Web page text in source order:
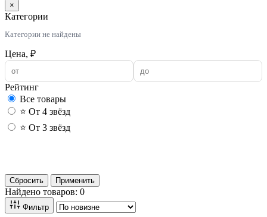
×
Категории
Категории не найдены
Цена, ₽
Рейтинг
Все товары
⭐ От 4 звёзд
⭐ От 3 звёзд
Сбросить
Применить
Найдено товаров: 0
Фильтр